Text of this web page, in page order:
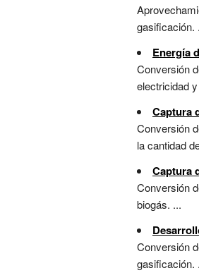
gasificación.
Energía
Conversión
electricidad
Captura
Conversión
la cantidad
Captura
Conversión
biogás. ...
Conversión
gasificación.